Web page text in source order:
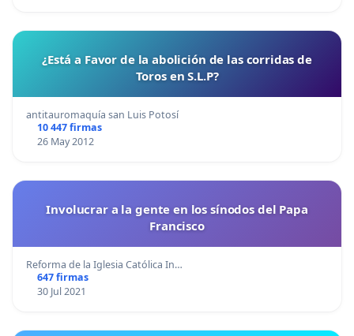
¿Está a Favor de la abolición de las corridas de
Toros en S.L.P?
antitauromaquía san Luis Potosí
10 447 firmas
26 May 2012
Involucrar a la gente en los sínodos del Papa
Francisco
Reforma de la Iglesia Católica In…
647 firmas
30 Jul 2021